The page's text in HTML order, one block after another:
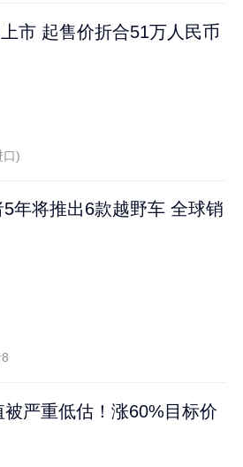
市 起售价折合51万人民币
口)
年将推出6款越野车 全球销
严重低估！涨60%目标价